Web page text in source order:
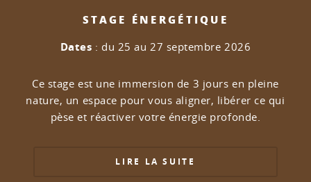
STAGE ÉNERGÉTIQUE
Dates : du 25 au 27 septembre 2026
Ce stage est une immersion de 3 jours en pleine
nature, un espace pour vous aligner, libérer ce qui
pèse et réactiver votre énergie profonde.
LIRE LA SUITE